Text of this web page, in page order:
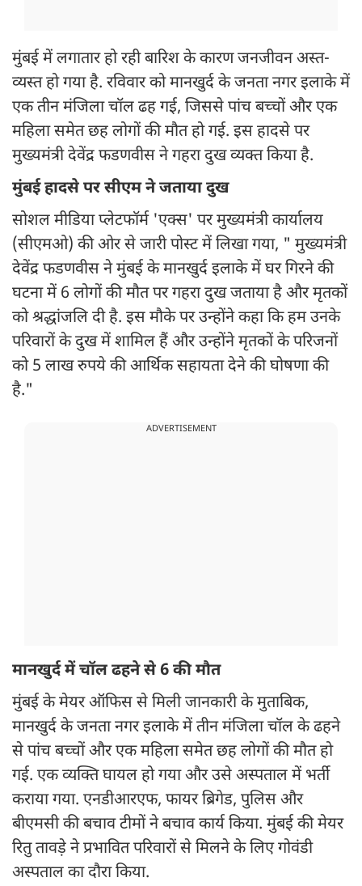
मुंबई में लगातार हो रही बारिश के कारण जनजीवन अस्त-
व्यस्त हो गया है. रविवार को मानखुर्द के जनता नगर इलाके में
एक तीन मंजिला चॉल ढह गई, जिससे पांच बच्चों और एक
महिला समेत छह लोगों की मौत हो गई. इस हादसे पर
मुख्यमंत्री देवेंद्र फडणवीस ने गहरा दुख व्यक्त किया है.
मुंबई हादसे पर सीएम ने जताया दुख
सोशल मीडिया प्लेटफॉर्म 'एक्स' पर मुख्यमंत्री कार्यालय
(सीएमओ) की ओर से जारी पोस्ट में लिखा गया, " मुख्यमंत्री
देवेंद्र फडणवीस ने मुंबई के मानखुर्द इलाके में घर गिरने की
घटना में 6 लोगों की मौत पर गहरा दुख जताया है और मृतकों
को श्रद्धांजलि दी है. इस मौके पर उन्होंने कहा कि हम उनके
परिवारों के दुख में शामिल हैं और उन्होंने मृतकों के परिजनों
को 5 लाख रुपये की आर्थिक सहायता देने की घोषणा की
है."
ADVERTISEMENT
मानखुर्द में चॉल ढहने से 6 की मौत
मुंबई के मेयर ऑफिस से मिली जानकारी के मुताबिक,
मानखुर्द के जनता नगर इलाके में तीन मंजिला चॉल के ढहने
से पांच बच्चों और एक महिला समेत छह लोगों की मौत हो
गई. एक व्यक्ति घायल हो गया और उसे अस्पताल में भर्ती
कराया गया. एनडीआरएफ, फायर ब्रिगेड, पुलिस और
बीएमसी की बचाव टीमों ने बचाव कार्य किया. मुंबई की मेयर
रितु तावड़े ने प्रभावित परिवारों से मिलने के लिए गोवंडी
अस्पताल का दौरा किया.